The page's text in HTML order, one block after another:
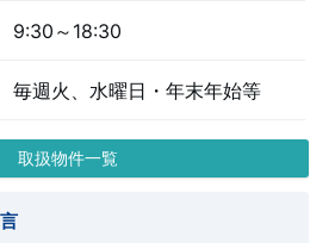
9:30～18:30
毎週火、水曜日・年末年始等
取扱物件一覧